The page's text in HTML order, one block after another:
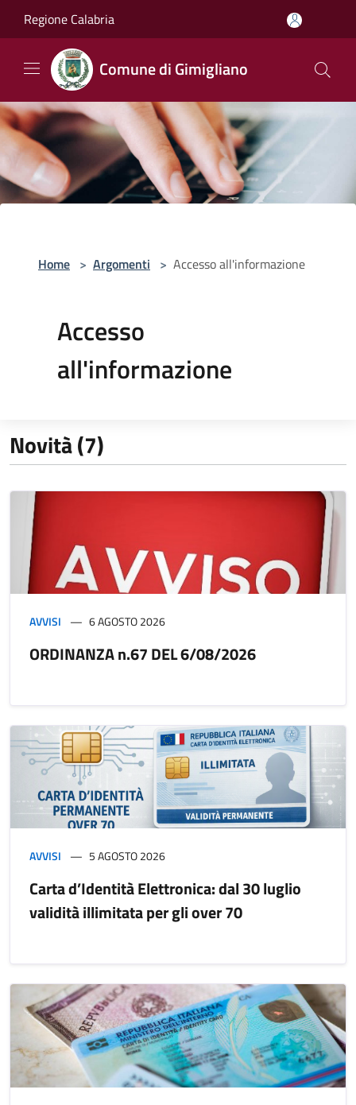
Regione Calabria
Comune di Gimigliano
Home > Argomenti > Accesso all'informazione
Accesso
all'informazione
Novità (7)
AVVISI 6 AGOSTO 2026
ORDINANZA n.67 DEL 6/08/2026
AVVISI 5 AGOSTO 2026
Carta d’Identità Elettronica: dal 30 luglio
validità illimitata per gli over 70